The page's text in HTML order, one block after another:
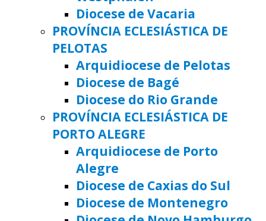
Diocese de Vacaria
PROVÍNCIA ECLESIÁSTICA DE
PELOTAS
Arquidiocese de Pelotas
Diocese de Bagé
Diocese do Rio Grande
PROVÍNCIA ECLESIÁSTICA DE
PORTO ALEGRE
Arquidiocese de Porto
Alegre
Diocese de Caxias do Sul
Diocese de Montenegro